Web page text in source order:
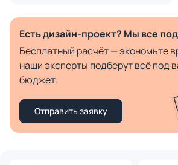
Есть дизайн-проект? Мы все
Бесплатный расчёт — экономьте
наши эксперты подберут всё под
бюджет.
Отправить заявку